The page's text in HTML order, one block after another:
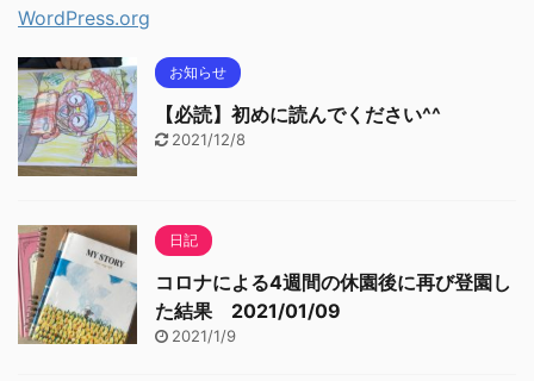
WordPress.org
お知らせ
【必読】初めに読んでください^^
2021/12/8
日記
コロナによる4週間の休園後に再び登園し
た結果 2021/01/09
2021/1/9